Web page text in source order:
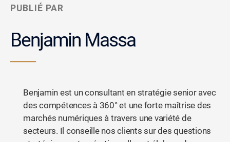
PUBLIÉ PAR
Benjamin Massa
Benjamin est un consultant en stratégie senior avec
des compétences à 360° et une forte maîtrise des
marchés numériques à travers une variété de
secteurs. Il conseille nos clients sur des questions